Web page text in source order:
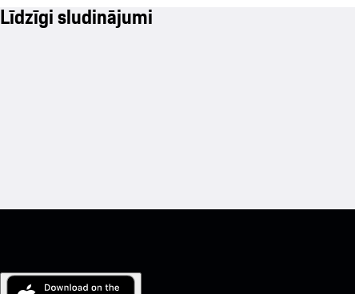
Līdzīgi sludinājumi